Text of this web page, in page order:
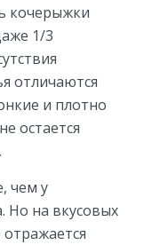
кочерыжки
1/3
отличаются
и плотно
остается
чем у
Но на вкусовых